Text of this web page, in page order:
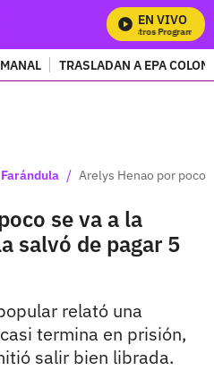
EN VIVO
TRASLADAN A EPA
Farándula / Arelys Henao por poco
se va a la
salvó de pagar 5
relató una
termina en prisión,
salir bien librada.